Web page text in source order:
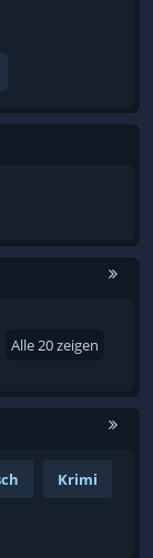
Alle 20 zeigen
Krimi